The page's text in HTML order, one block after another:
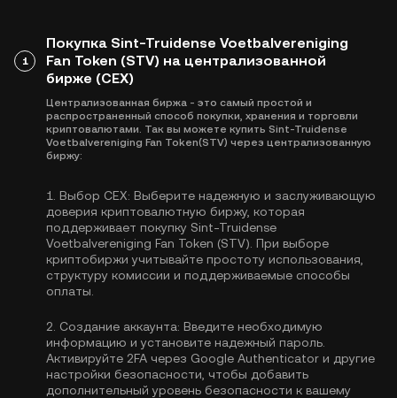
1
Покупка Sint-Truidense Voetbalvereniging
Fan Token (STV) на централизованной
бирже (CEX)
Централизованная биржа - это самый простой и
распространенный способ покупки, хранения и торговли
криптовалютами. Так вы можете купить Sint-Truidense
Voetbalvereniging Fan Token(STV) через централизованную
биржу:
1. Выбор CEX: Выберите надежную и заслуживающую
доверия криптовалютную биржу, которая
поддерживает покупку Sint-Truidense
Voetbalvereniging Fan Token (STV). При выборе
криптобиржи учитывайте простоту использования,
структуру комиссии и поддерживаемые способы
оплаты.
2. Создание аккаунта: Введите необходимую
информацию и установите надежный пароль.
Активируйте 2FA через Google Authenticator и другие
настройки безопасности, чтобы добавить
дополнительный уровень безопасности к вашему